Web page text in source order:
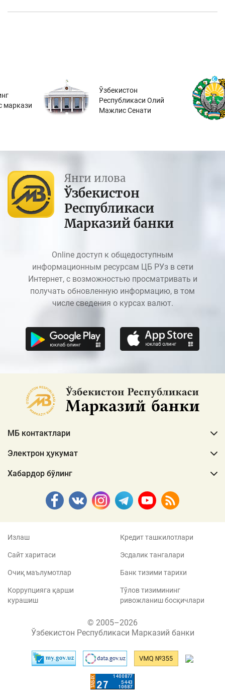
маркази
Ўзбекистон
Республикаси Олий
Мажлис Сенати
Янги илова
Ўзбекистон
Республикаси
Марказий банки
Online доступ к общедоступным
информационным ресурсам ЦБ РУз в сети
Интернет, с возможностью просматривать и
получать обновленную информацию, в том
числе сведения о курсах валют.
МБ контактлари
Электрон ҳукумат
Хабардор бўлинг
Излаш
Сайт харитаси
Очиқ маълумотлар
Коррупцияга қарши
курашиш
Кредит ташкилотлари
Эсдалик тангалари
Банк тизими тарихи
Тўлов тизимининг
ривожланиш босқичлари
© 2005–2026
Ўзбекистон Республикаси Марказий банки